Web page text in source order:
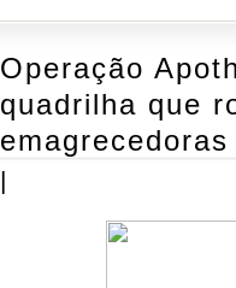
Operação
quadrilha que
|